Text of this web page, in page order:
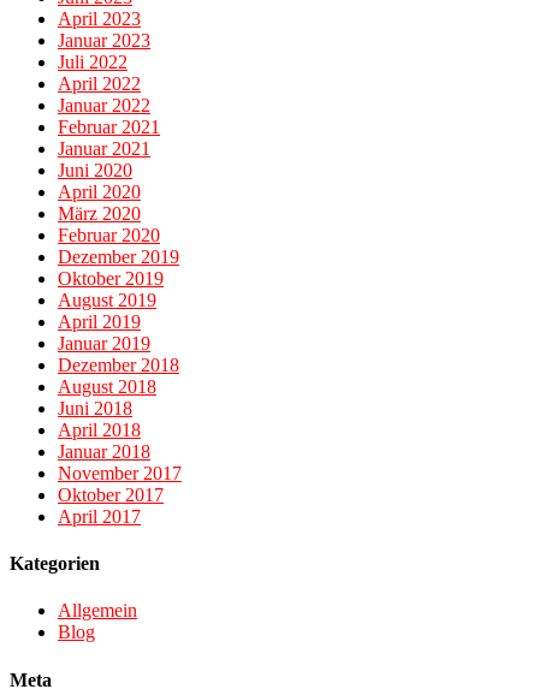
April 2023
Januar 2023
Juli 2022
April 2022
Januar 2022
Februar 2021
Januar 2021
Juni 2020
April 2020
März 2020
Februar 2020
Dezember 2019
Oktober 2019
August 2019
April 2019
Januar 2019
Dezember 2018
August 2018
Juni 2018
April 2018
Januar 2018
November 2017
Oktober 2017
April 2017
Kategorien
Allgemein
Blog
Meta